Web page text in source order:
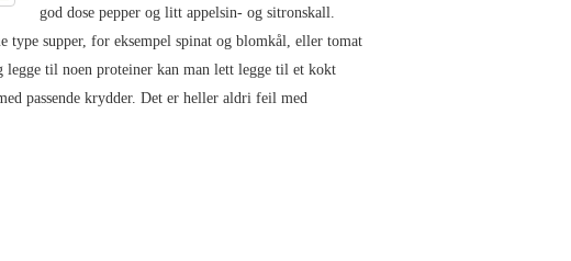
god dose pepper og litt appelsin- og sitronskall.
type supper, for eksempel spinat og blomkål, eller tomat
til noen proteiner kan man lett legge til et kokt
passende krydder. Det er heller aldri feil med